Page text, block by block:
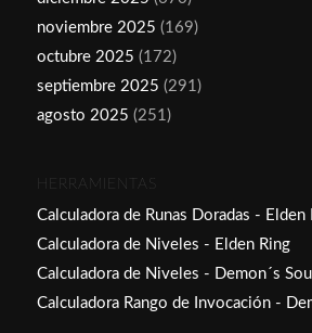
noviembre 2025 (169)
octubre 2025 (172)
septiembre 2025 (291)
agosto 2025 (251)
HERRAMIENTAS
Calculadora de Runas Doradas - Elden
Calculadora de Niveles - Elden Ring
Calculadora de Niveles - Demon´s
Calculadora Rango de Invocación -